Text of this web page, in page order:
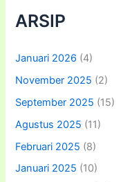
ARSIP
Januari 2026 (4)
November 2025 (2)
September 2025 (15)
Agustus 2025 (11)
Februari 2025 (8)
Januari 2025 (10)